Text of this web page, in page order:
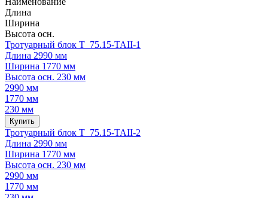
Длина
Ширина
Высота осн.
Тротуарный блок Т 75.15-TAII-1
Длина 2990 мм
Ширина 1770 мм
Высота осн. 230 мм
2990 мм
1770 мм
230 мм
Купить
Тротуарный блок Т 75.15-TAII-2
Длина 2990 мм
Ширина 1770 мм
Высота осн. 230 мм
2990 мм
1770 мм